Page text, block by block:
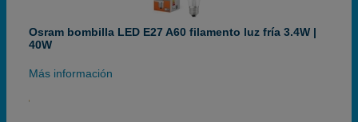
Osram bombilla LED E27 A60 filamento luz fría 3.4W |
40W
Más información